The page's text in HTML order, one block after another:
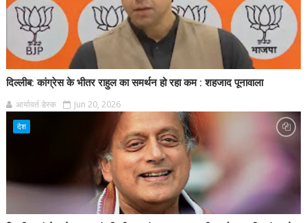
दिल्लीब: कांग्रेस के भीतर राहुल का समर्थन हो रहा कम : शहजाद पूनावाला
आर्यावर्त डेस्क Jun 20, 2026
देश